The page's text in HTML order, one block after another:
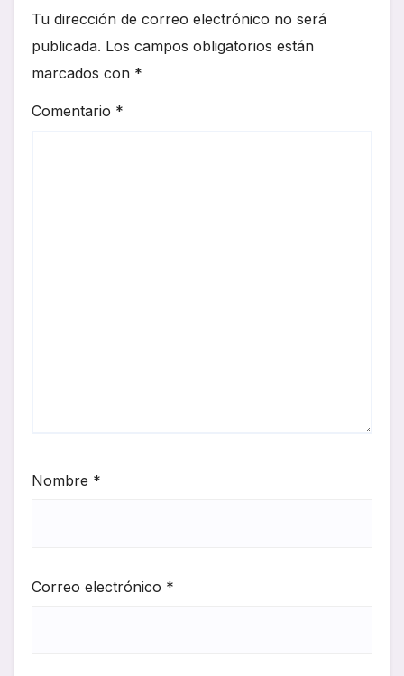
Tu dirección de correo electrónico no será
publicada. Los campos obligatorios están
marcados con *
Comentario *
Nombre *
Correo electrónico *